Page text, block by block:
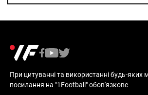
При цитуванні та використанні будь-яких
посилання на "1Football" обов'язкове